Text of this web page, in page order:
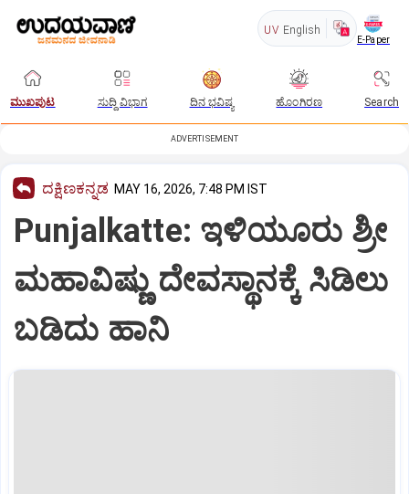
UV English
E-Paper
ಮುಖಪುಟ ಸುದ್ದಿ ವಿಭಾಗ ದಿನ ಭವಿಷ್ಯ ಹೊಂಗಿರಣ Search
ADVERTISEMENT
ದಕ್ಷಿಣಕನ್ನಡ MAY 16, 2026, 7:48 PM IST
Punjalkatte: ಇಳಿಯೂರು ಶ್ರೀ
ಮಹಾವಿಷ್ಣು ದೇವಸ್ಥಾನಕ್ಕೆ ಸಿಡಿಲು
ಬಡಿದು ಹಾನಿ